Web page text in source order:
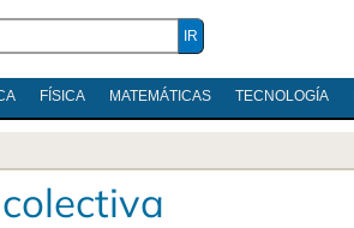
FÍSICA MATEMÁTICAS TECNOLOGÍA